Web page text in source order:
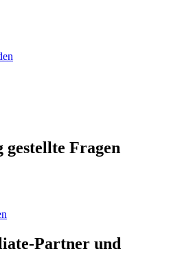
gestellte Fragen
Partner und